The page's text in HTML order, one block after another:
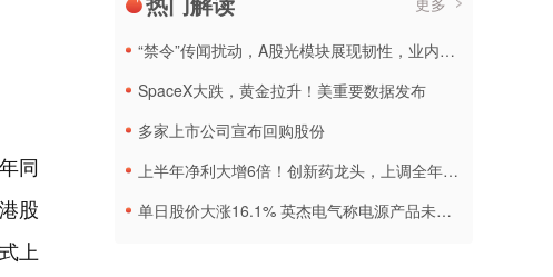
同
股
上
“禁令”传闻扰动，A股光模块展现韧性，业内人士：预计落地难度大
SpaceX大跌，黄金拉升！美重要数据发布
多家上市公司宣布回购股份
上半年净利大增6倍！创新药龙头，上调全年营收预测
单日股价大涨16.1% 英杰电气称电源产品未直接配套太空光伏